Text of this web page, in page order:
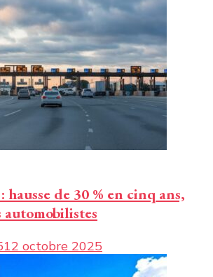
hausse de 30 % en cinq ans,
12 octobre 2025